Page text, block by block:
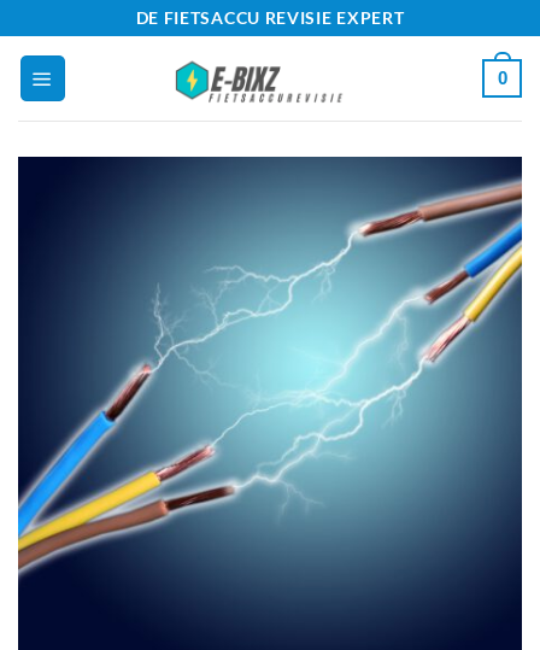
naar
inhoud
DE FIETSACCU REVISIE EXPERT
0